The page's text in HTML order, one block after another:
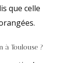
que celle
à Toulouse ?